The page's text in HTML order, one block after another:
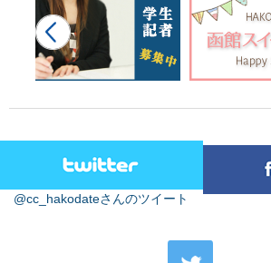
@cc_hakodateさんのツイート